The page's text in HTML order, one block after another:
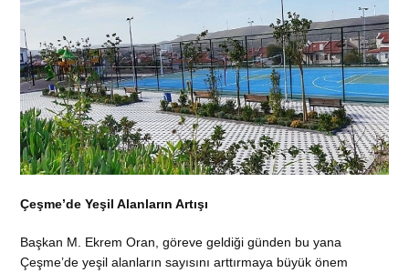
Çeşme’de Yeşil Alanların Artışı
Başkan M. Ekrem Oran, göreve geldiği günden bu yana
Çeşme’de yeşil alanların sayısını arttırmaya büyük önem